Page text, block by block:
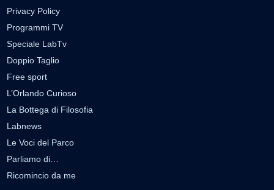
Privacy Policy
Programmi TV
Speciale LabTv
Doppio Taglio
Free sport
L’Orlando Curioso
La Bottega di Filosofia
Labnews
Le Voci del Parco
Parliamo di…
Ricomincio da me